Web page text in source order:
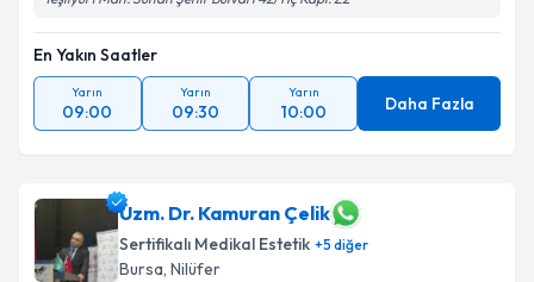
En Yakın Saatler
Yarın
09:00
Yarın
09:30
Yarın
10:00 Daha Fazla
Uzm. Dr. Kamuran Çelik
Sertifikalı Medikal Estetik +5 diğer
Bursa, Nilüfer